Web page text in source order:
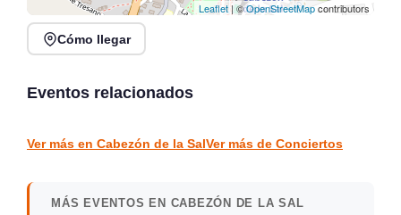
Leaflet| ©OpenStreetMapcontributors
Cómo llegar
Eventos relacionados
Verano Mix Fiesta de
Santander
Ver más en Cabezón de la SalVer más de Conciertos
MÁS EVENTOS EN CABEZÓN DE LA SAL